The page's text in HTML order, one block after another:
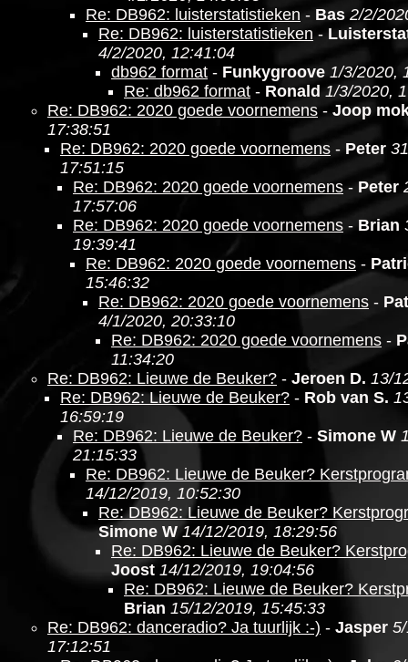
Re: DB962: luisterstatistieken - Bas 2/2/
Re: DB962: luisterstatistieken -
4/2/2020, 12:41:04
db962 format - Funkygroove 1/3/2020,
Re: db962 format - Ronald 1/3/2020,
Re: DB962: 2020 goede voornemens - Joop
17:38:51
Re: DB962: 2020 goede voornemens - Peter
17:51:15
Re: DB962: 2020 goede voornemens - Peter
17:57:06
Re: DB962: 2020 goede voornemens - Brian
19:39:41
Re: DB962: 2020 goede voornemens -
15:46:32
Re: DB962: 2020 goede voornemens -
4/1/2020, 20:33:10
Re: DB962: 2020 goede voornemens -
11:34:20
Re: DB962: Lieuwe de Beuker? - Jeroen D. 13/
Re: DB962: Lieuwe de Beuker? - Rob van S.
16:59:19
Re: DB962: Lieuwe de Beuker? - Simone W
21:15:33
Re: DB962: Lieuwe de Beuker?
14/12/2019, 10:52:30
Re: DB962: Lieuwe de Beuker?
Simone W 14/12/2019, 18:29:56
Re: DB962: Lieuwe de Beuker?
Joost 14/12/2019, 19:04:56
Re: DB962: Lieuwe de Beuker?
Brian 15/12/2019, 15:45:33
Re: DB962: danceradio? Ja tuurlijk :-) - Jasper
17:12:51